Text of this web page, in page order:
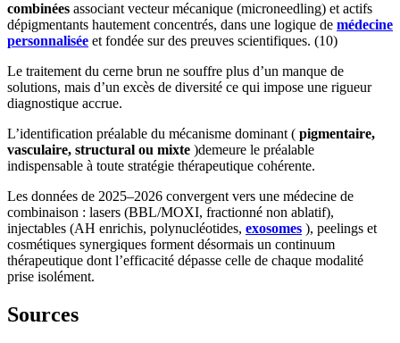
combinées associant vecteur mécanique (microneedling) et actifs
dépigmentants hautement concentrés, dans une logique de médecine
personnalisée et fondée sur des preuves scientifiques. (10)
Le traitement du cerne brun ne souffre plus d’un manque de
solutions, mais d’un excès de diversité ce qui impose une rigueur
diagnostique accrue.
L’identification préalable du mécanisme dominant ( pigmentaire,
vasculaire, structural ou mixte )demeure le préalable
indispensable à toute stratégie thérapeutique cohérente.
Les données de 2025–2026 convergent vers une médecine de
combinaison : lasers (BBL/MOXI, fractionné non ablatif),
injectables (AH enrichis, polynucléotides, exosomes ), peelings et
cosmétiques synergiques forment désormais un continuum
thérapeutique dont l’efficacité dépasse celle de chaque modalité
prise isolément.
Sources